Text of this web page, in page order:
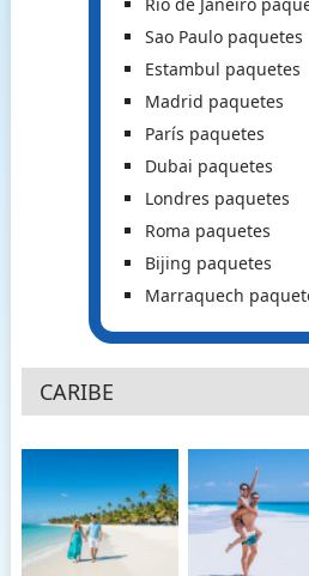
Sao Paulo paquetes
Estambul paquetes
Madrid paquetes
París paquetes
Dubai paquetes
Londres paquetes
Roma paquetes
Bijing paquetes
Marraquech
CARIBE